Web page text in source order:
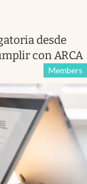
desde
con ARCA
Members